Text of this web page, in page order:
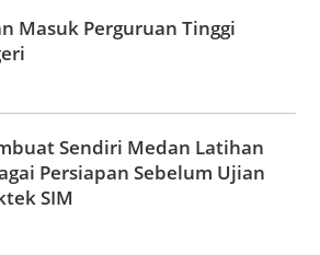
Masuk Perguruan Tinggi
Sendiri Medan Latihan
Persiapan Sebelum Ujian
SIM